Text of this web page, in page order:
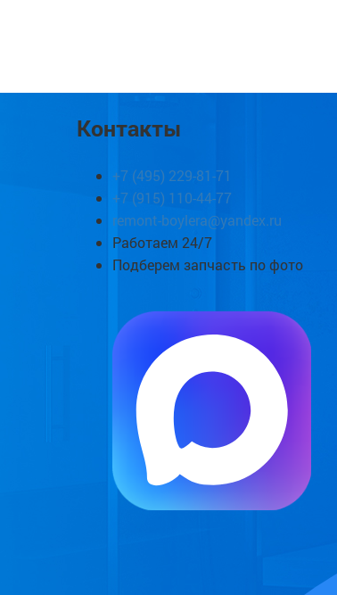
Контакты
+7 (495) 229-81-71
+7 (915) 110-44-77
remont-boylera@yandex.ru
Работаем 24/7
Подберем запчасть по фото